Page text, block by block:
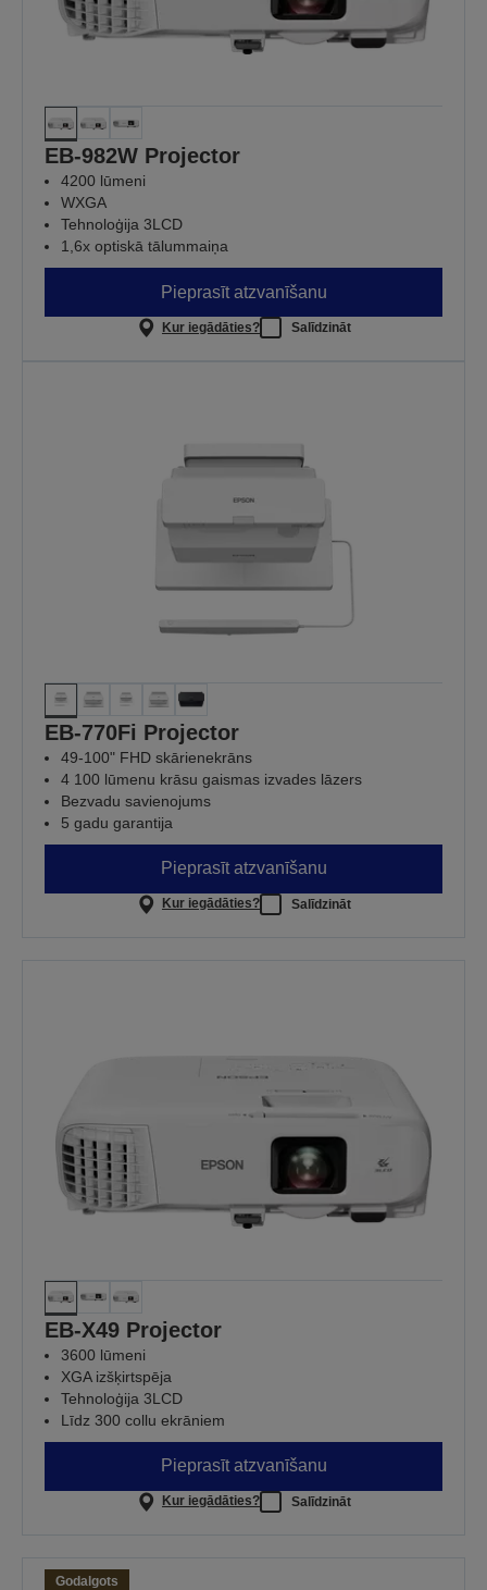
EB-982W Projector
4200 lūmeni
WXGA
Tehnoloģija 3LCD
1,6x optiskā tālummaiņa
Pieprasīt atzvanīšanu
Kur iegādāties? Salīdzināt
EB-770Fi Projector
49-100" FHD skārienekrāns
4 100 lūmenu krāsu gaismas izvades lāzers
Bezvadu savienojums
5 gadu garantija
Pieprasīt atzvanīšanu
Kur iegādāties? Salīdzināt
EB-X49 Projector
3600 lūmeni
XGA izšķirtspēja
Tehnoloģija 3LCD
Līdz 300 collu ekrāniem
Pieprasīt atzvanīšanu
Kur iegādāties? Salīdzināt
Godalgots